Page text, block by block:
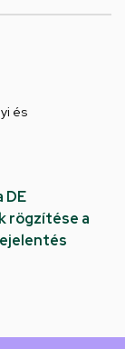
és
DE
rögzítése a